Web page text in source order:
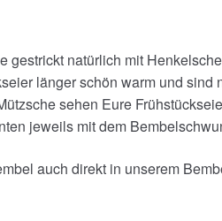
natürlich mit
länger schön warm und sind
sehen Eure
jeweils mit dem
auch direkt in unserem